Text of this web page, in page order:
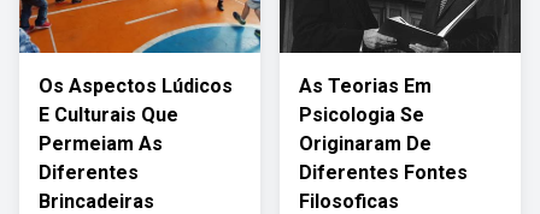
Os Aspectos Lúdicos
E Culturais Que
Permeiam As
Diferentes
Brincadeiras
As Teorias Em
Psicologia Se
Originaram De
Diferentes Fontes
Filosoficas